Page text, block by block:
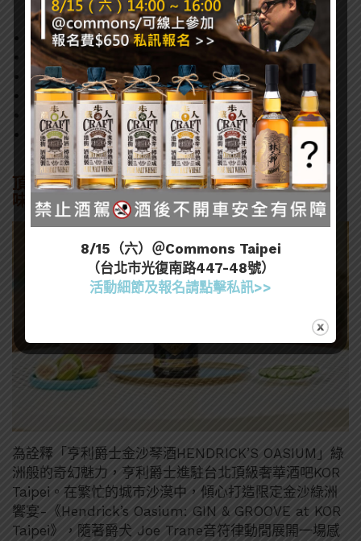
找一個雪克杯
倒入亨利爵士金沙琴酒50ml\
加入橙酒25ml
加入萊姆汁、糖漿各15ml
加入1滴苦精再加冰塊
均勻搖晃後過濾倒進馬丁尼杯
頂級奢華酒吧率先品味 亨利爵士金沙琴酒迷人風
味
為詮釋「亨利爵士金沙琴酒HENDRICK’S OASIUM」綠
洲般的奇幻魅力，亨利爵士進駐台北頂級奢華酒吧KOR
Taipei。在繁忙的城市沙漠中，傾心打造限定金沙綠洲
饗宴-《Hendrick’s Oasium: GIN & GROOVE at KOR
Taipei》，隨著爵犬 Joe Trane音符律動間展開一場感
8/15（六）＠Commons Taipei
（台北市光復南路447-48號）
活動細節及報名請點擊私訊>>